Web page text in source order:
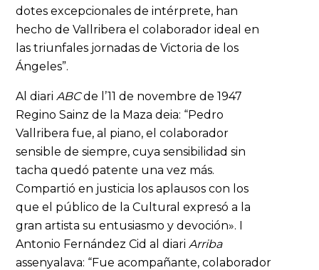
dotes excepcionales de intérprete, han
hecho de Vallribera el colaborador ideal en
las triunfales jornadas de Victoria de los
Ángeles”.
Al diariABCde l’11 de novembre de 1947
Regino Sainz de la Maza deia: “Pedro
Vallribera fue, al piano, el colaborador
sensible de siempre, cuya sensibilidad sin
tacha quedó patente una vez más.
Compartió en justicia los aplausos con los
que el público de la Cultural expresó a la
gran artista su entusiasmo y devoción». I
Antonio Fernández Cid al diariArriba
assenyalava: “Fue acompañante, colaborador